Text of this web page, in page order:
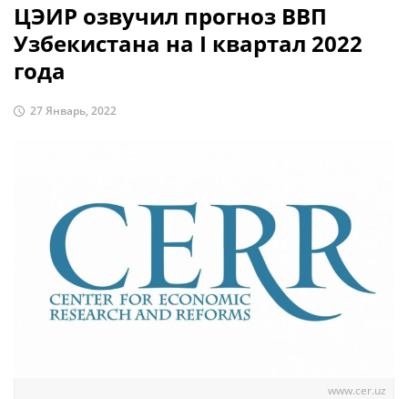
ЦЭИР озвучил прогноз ВВП
Узбекистана на I квартал 2022
года
27 Январь, 2022
www.cer.uz